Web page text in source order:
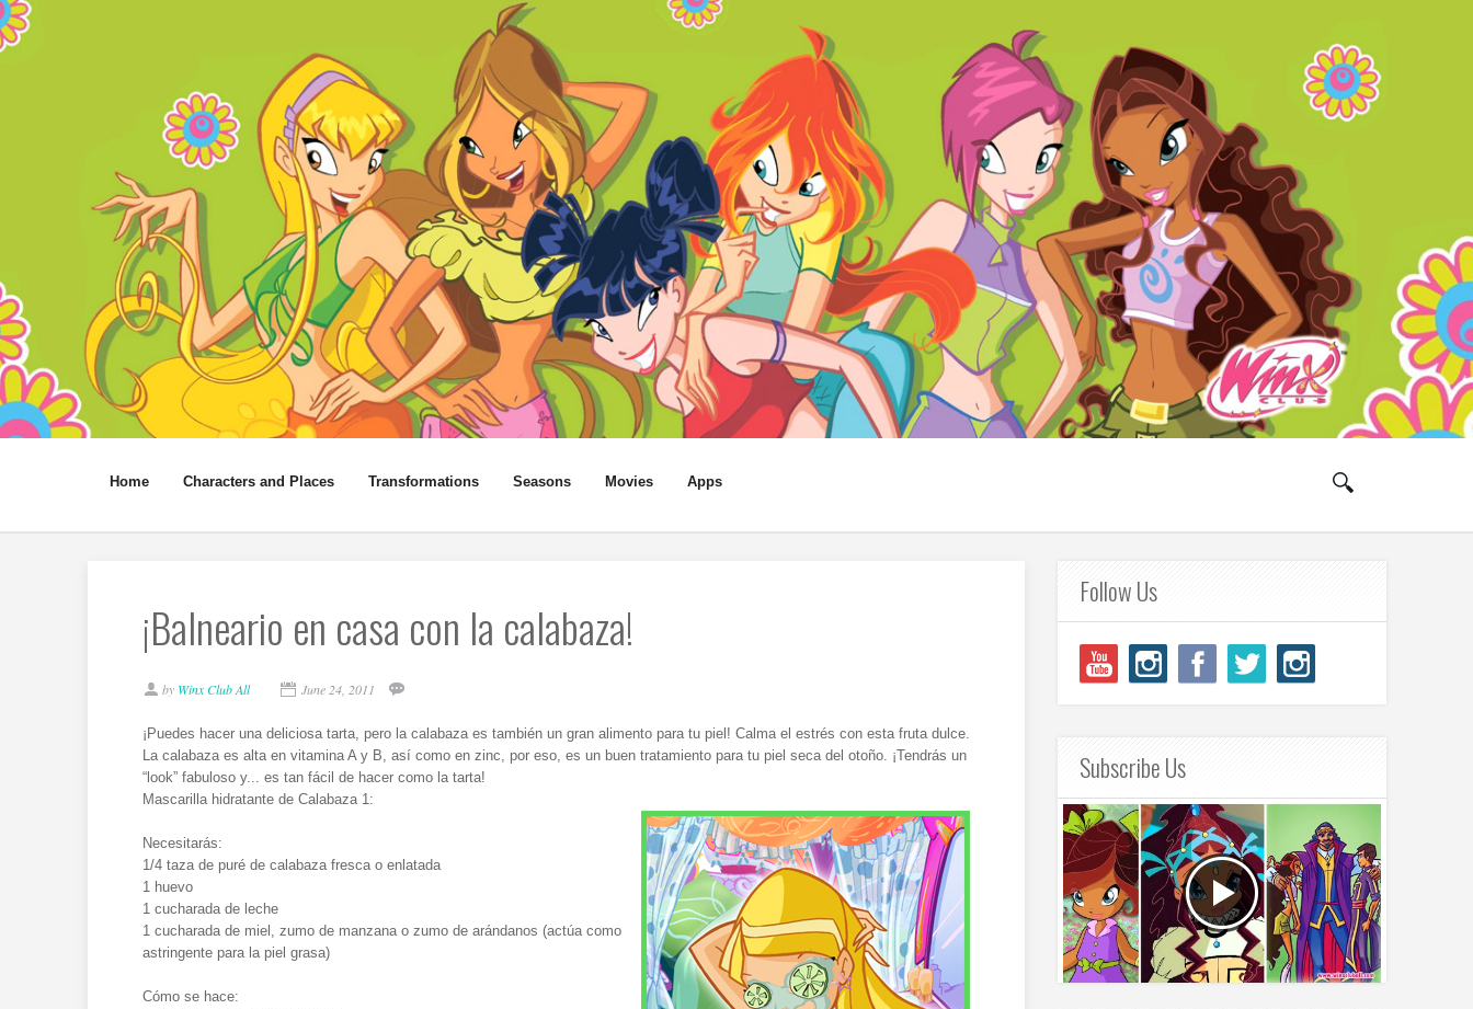
Home Characters and Places Transformations Seasons Movies Apps
¡Balneario en casa con la calabaza!
by Winx Club All June 24, 2011
¡Puedes hacer una deliciosa tarta, pero la calabaza es también un gran alimento para tu piel! Calma el estrés con esta fruta dulce.
La calabaza es alta en vitamina A y B, así como en zinc, por eso, es un buen tratamiento para tu piel seca del otoño. ¡Tendrás un
“look” fabuloso y... es tan fácil de hacer como la tarta!
Mascarilla hidratante de Calabaza 1:
Necesitarás:
1/4 taza de puré de calabaza fresca o enlatada
1 huevo
1 cucharada de leche
1 cucharada de miel, zumo de manzana o zumo de arándanos (actúa como
astringente para la piel grasa)
Cómo se hace:
Follow Us
Subscribe Us